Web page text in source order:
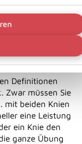
Gleichgewicht
Definitionen
Zwar müssen Sie
mit beiden Knien
eine Leistung
ein Knie den
ganze Übung